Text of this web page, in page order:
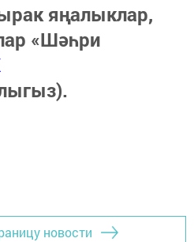
яңалыклар,
«Шәһри
новости